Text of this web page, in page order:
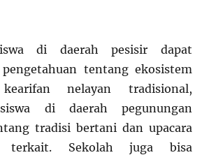
di daerah pesisir dapat
tentang ekosistem
nelayan tradisional,
di daerah pegunungan
tradisi bertani dan upacara
terkait. Sekolah juga bisa